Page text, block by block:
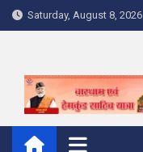
Skip
to
Saturday, August 8, 2026